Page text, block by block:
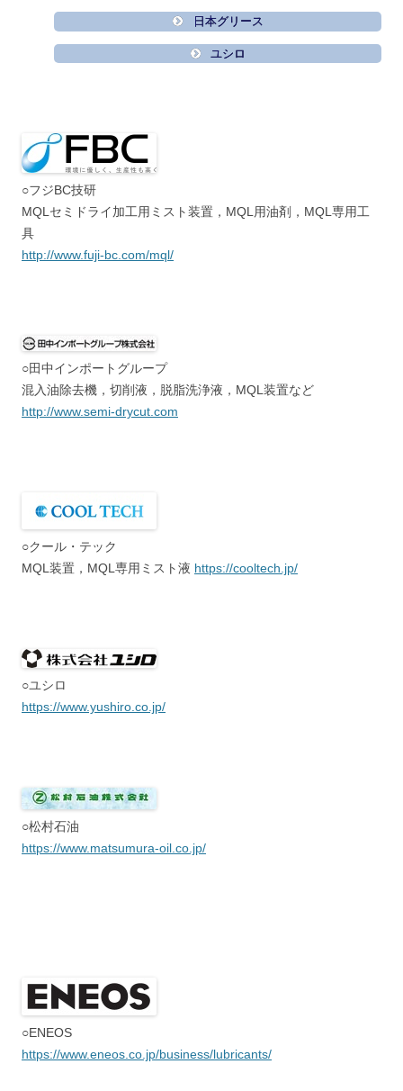
日本グリース
ユシロ
○フジBC技研
MQLセミドライ加工用ミスト装置，MQL用油剤，MQL専用工
具
http://www.fuji-bc.com/mql/
○田中インポートグループ
混入油除去機，切削液，脱脂洗浄液，MQL装置など
http://www.semi-drycut.com
○クール・テック
MQL装置，MQL専用ミスト液 https://cooltech.jp/
○ユシロ
https://www.yushiro.co.jp/
○松村石油
https://www.matsumura-oil.co.jp/
○ENEOS
https://www.eneos.co.jp/business/lubricants/